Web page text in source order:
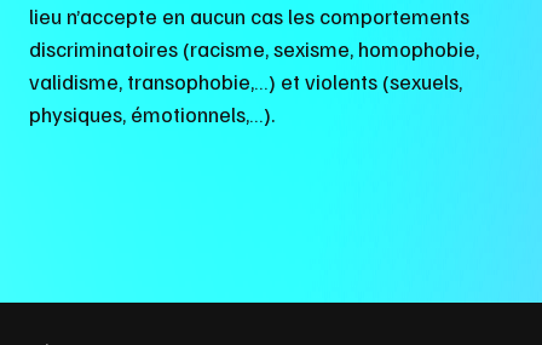
lieu n’accepte en aucun cas les comportements
discriminatoires (racisme, sexisme, homophobie,
validisme, transophobie,…) et violents (sexuels,
physiques, émotionnels,…).